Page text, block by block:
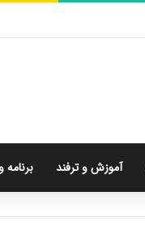
آموزش و ترفند برنامه